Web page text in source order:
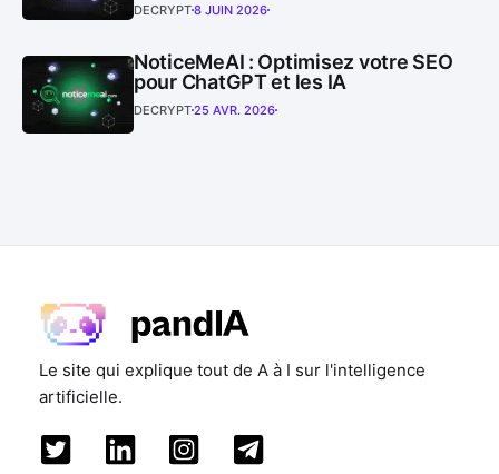
DECRYPT8 JUIN 2026
NoticeMeAI : Optimisez votre SEO
pour ChatGPT et les IA
DECRYPT 25 AVR. 2026
Le site qui explique tout de A à I sur l'intelligence
artificielle.